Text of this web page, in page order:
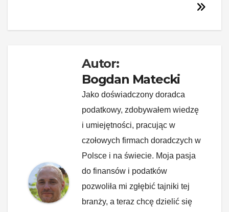
Autor:
Bogdan Matecki
Jako doświadczony doradca
podatkowy, zdobywałem wiedzę
i umiejętności, pracując w
czołowych firmach doradczych w
Polsce i na świecie. Moja pasja
do finansów i podatków
pozwoliła mi zgłębić tajniki tej
branży, a teraz chcę dzielić się